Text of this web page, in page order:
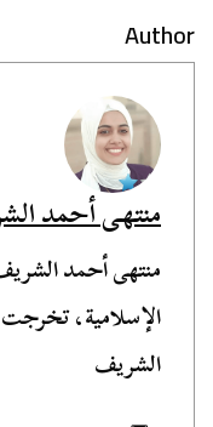
Author
منتهى أحمد
منتهى أحمد
الإسلامية،
الشريف